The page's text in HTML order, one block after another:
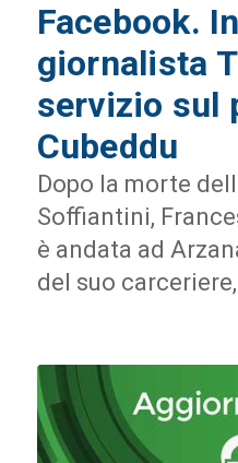
Facebook.
giornalista
servizio sul
Cubeddu
Dopo la morte
Soffiantini,
è andata ad
del suo